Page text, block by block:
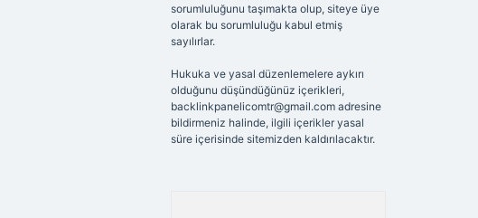
sorumluluğunu taşımakta olup, siteye üye
olarak bu sorumluluğu kabul etmiş
sayılırlar.
Hukuka ve yasal düzenlemelere aykırı
olduğunu düşündüğünüz içerikleri,
backlinkpanelicomtr@gmail.comadresine
bildirmeniz halinde, ilgili içerikler yasal
süre içerisinde sitemizden kaldırılacaktır.